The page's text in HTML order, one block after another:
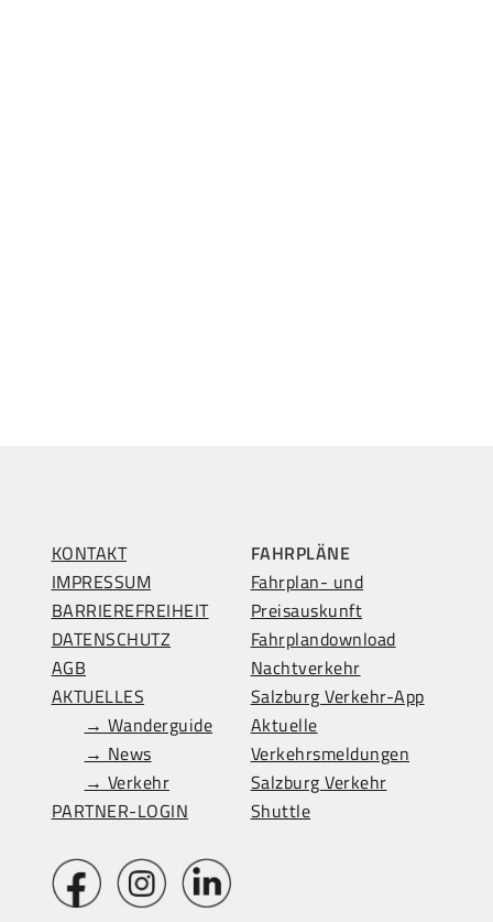
KONTAKT
IMPRESSUM
BARRIEREFREIHEIT
DATENSCHUTZ
AGB
AKTUELLES
→ Wanderguide
→ News
→ Verkehr
PARTNER-LOGIN
FAHRPLÄNE
Fahrplan- und
Preisauskunft
Fahrplandownload
Nachtverkehr
Salzburg Verkehr-App
Aktuelle
Verkehrsmeldungen
Salzburg Verkehr
Shuttle